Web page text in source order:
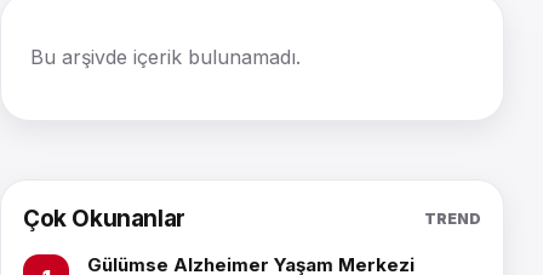
Bu arşivde içerik bulunamadı.
Çok Okunanlar TREND
Gülümse Alzheimer Yaşam Merkezi